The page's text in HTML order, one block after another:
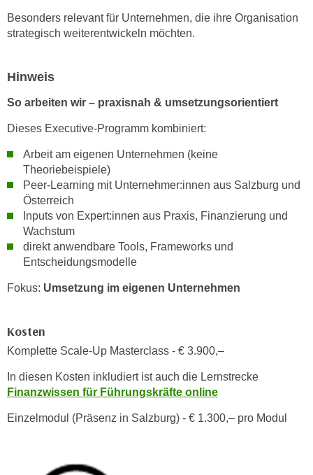
Besonders relevant für Unternehmen, die ihre Organisation
strategisch weiterentwickeln möchten.
Hinweis
So arbeiten wir – praxisnah & umsetzungsorientiert
Dieses Executive-Programm kombiniert:
Arbeit am eigenen Unternehmen (keine
Theoriebeispiele)
Peer-Learning mit Unternehmer:innen aus Salzburg und
Österreich
Inputs von Expert:innen aus Praxis, Finanzierung und
Wachstum
direkt anwendbare Tools, Frameworks und
Entscheidungsmodelle
Fokus: Umsetzung im eigenen Unternehmen
Kosten
Komplette Scale-Up Masterclass - € 3.900,–
In diesen Kosten inkludiert ist auch die Lernstrecke
Finanzwissen für Führungskräfte online
Einzelmodul (Präsenz in Salzburg) - € 1.300,– pro Modul
a
g
e
e
e
n
n
-
J
u
r
n
e
z
g
n
e
D
t
n
h
U
n
t
e
n